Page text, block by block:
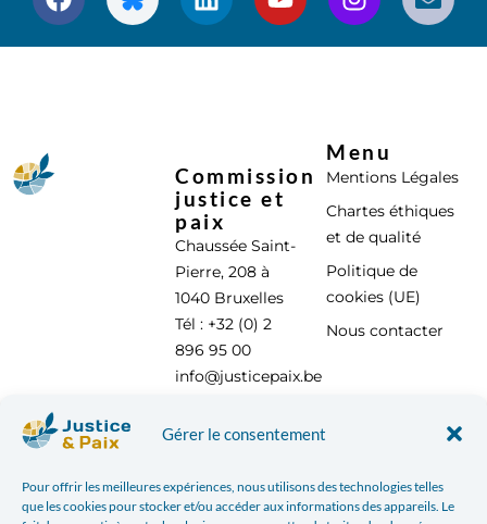
Gérer le consentement
Pour offrir les meilleures expériences, nous utilisons des technologies telles
que les cookies pour stocker et/ou accéder aux informations des appareils. Le
Commission
justice et
paix
Chaussée Saint-
Pierre, 208 à
1040 Bruxelles
Tél : +32 (0) 2
896 95 00
info@justicepaix.be
Menu
Mentions Légales
Chartes éthiques
et de qualité
Politique de
cookies (UE)
Nous contacter